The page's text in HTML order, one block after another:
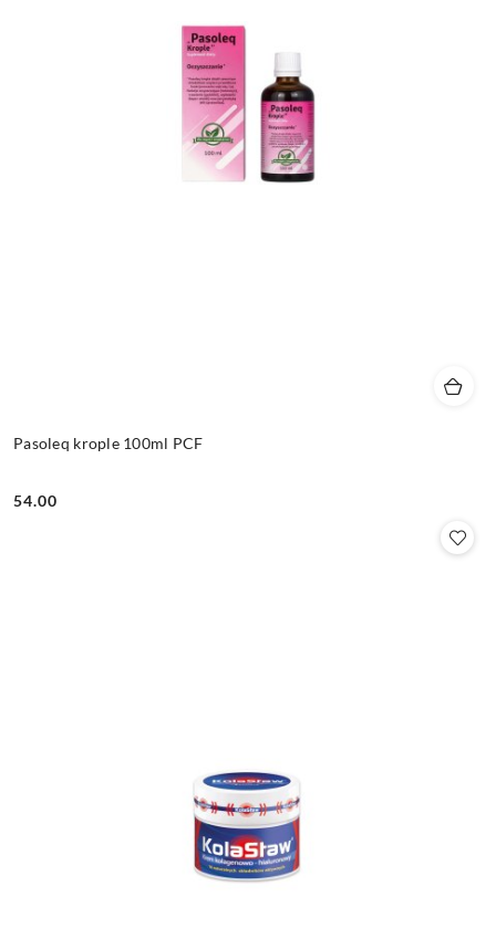
Pasoleq krople 100ml PCF
Cena:
54.00